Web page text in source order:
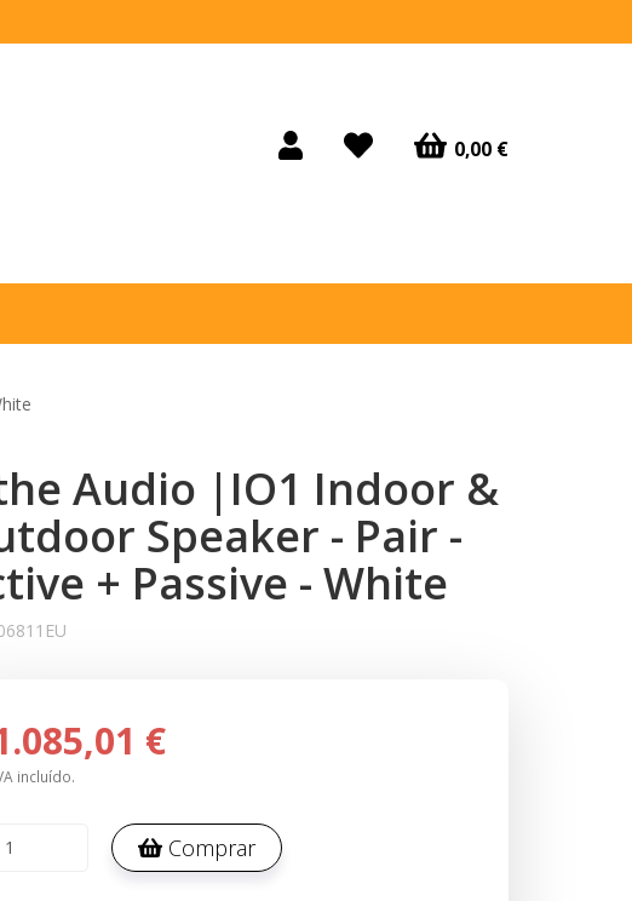
0,00 €
Audio |IO1 Indoor &
Speaker - Pair -
+ Passive - White
€
incluído.
Comprar